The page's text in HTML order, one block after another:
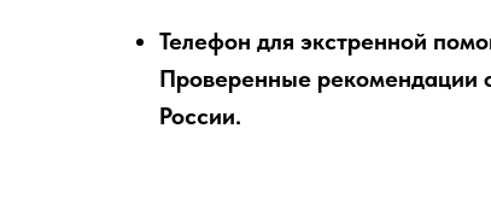
Телефон для экстренной
Проверенные рекомендации
России.